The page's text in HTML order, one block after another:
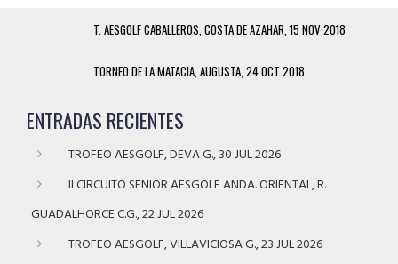
T. AESGOLF CABALLEROS, COSTA DE AZAHAR, 15 NOV 2018
TORNEO DE LA MATACIA, AUGUSTA, 24 OCT 2018
ENTRADAS RECIENTES
TROFEO AESGOLF, DEVA G., 30 JUL 2026
II CIRCUITO SENIOR AESGOLF ANDA. ORIENTAL, R.
GUADALHORCE C.G., 22 JUL 2026
TROFEO AESGOLF, VILLAVICIOSA G., 23 JUL 2026